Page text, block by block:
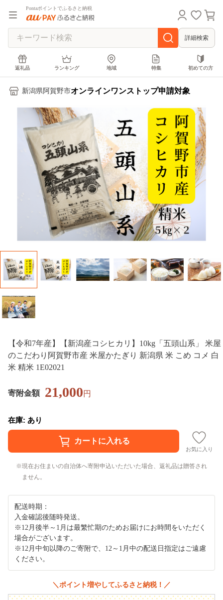
Pontaポイントでふるさと納税
詳細検索
返礼品 ランキング 地域 特集 初めての方
新潟県阿賀野市オンラインワンストップ申請対象
【令和7年産】【新潟産コシヒカリ】10kg「五頭山系」 米屋
のこだわり阿賀野市産 米屋かたぎり 新潟県 米 こめ コメ 白
米 精米 1E02021
寄附金額 21,000円
在庫: あり
お気に入り
現在お住まいの自治体へ寄附申込いただいた場合、返礼品は贈答され
ません。
配送時期：
入金確認後随時発送。
※12月後半～1月は最繁忙期のためお届けにお時間をいただく
場合がございます。
※12月中旬以降のご寄附で、12～1月中の配送日指定はご遠慮
ください。
＼ポイント増やしてふるさと納税！／